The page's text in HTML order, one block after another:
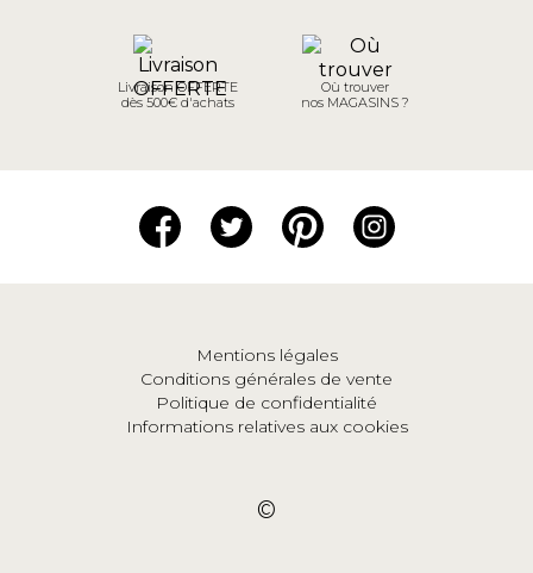
Livraison OFFERTE
dès 500€ d'achats
Où trouver
nos MAGASINS ?
Mentions légales
Conditions générales de vente
Politique de confidentialité
Informations relatives aux cookies
©